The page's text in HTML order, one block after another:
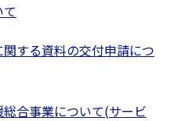
する資料の交付申請につ
合事業について(サービ